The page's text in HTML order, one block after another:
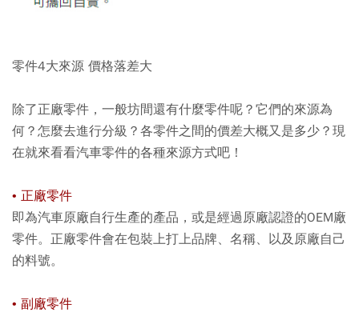
零件4大來源 價格落差大
除了正廠零件，一般坊間還有什麼零件呢？它們的來源為
何？怎麼去進行分級？各零件之間的價差大概又是多少？現
在就來看看汽車零件的各種來源方式吧！
• 正廠零件
即為汽車原廠自行生產的產品，或是經過原廠認證的OEM廠
零件。正廠零件會在包裝上打上品牌、名稱、以及原廠自己
的料號。
• 副廠零件